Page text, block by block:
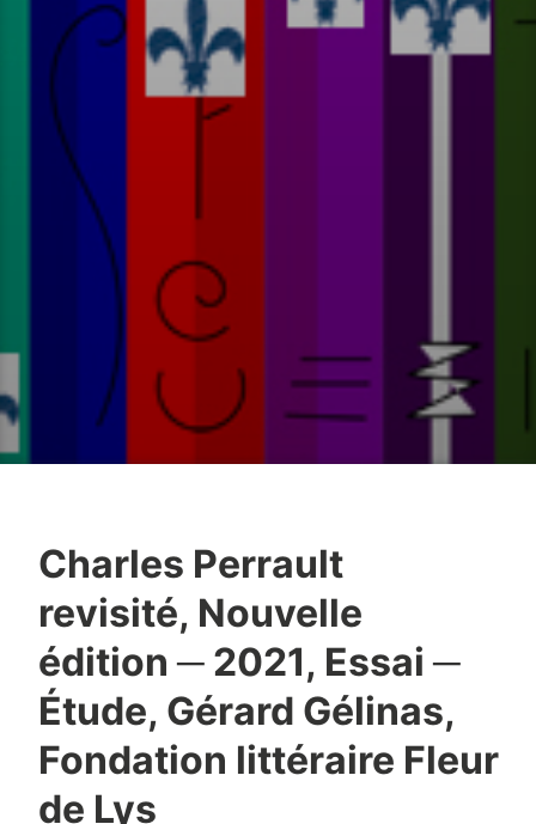
Charles Perrault
revisité, Nouvelle
édition ─ 2021, Essai ─
Étude, Gérard Gélinas,
Fondation littéraire Fleur
de Lys